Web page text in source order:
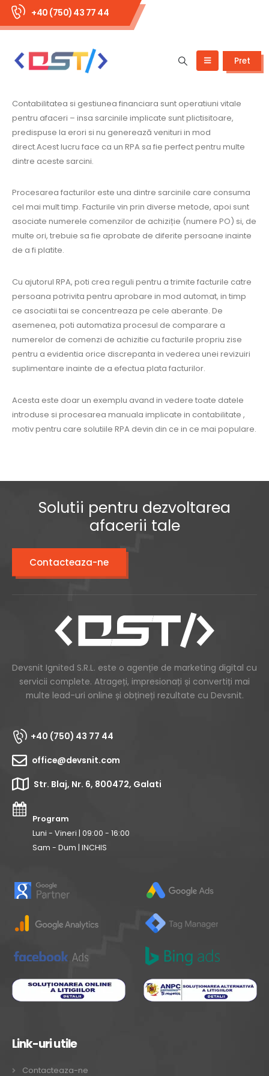
+40 (750) 43 77 44
Pret
Contabilitatea si gestiunea financiara sunt operatiuni vitale
pentru afaceri – insa sarcinile implicate sunt plictisitoare,
predispuse la erori si nu generează venituri in mod
direct.Acest lucru face ca un RPA sa fie perfect pentru multe
dintre aceste sarcini.
Procesarea facturilor este una dintre sarcinile care consuma
cel mai mult timp. Facturile vin prin diverse metode, apoi sunt
asociate numerele comenzilor de achiziție (numere PO) si, de
multe ori, trebuie sa fie aprobate de diferite persoane inainte
de a fi platite.
Cu ajutorul RPA, poti crea reguli pentru a trimite facturile catre
persoana potrivita pentru aprobare in mod automat, in timp
ce asociatii tai se concentreaza pe cele aberante. De
asemenea, poti automatiza procesul de comparare a
numerelor de comenzi de achizitie cu facturile propriu zise
pentru a evidentia orice discrepanta in vederea unei revizuiri
suplimentare inainte de a efectua plata facturilor.
Acesta este doar un exemplu avand in vedere toate datele
introduse si procesarea manuala implicate in contabilitate ,
motiv pentru care solutiile RPA devin din ce in ce mai populare.
Solutii pentru dezvoltarea
afacerii tale
Contacteaza-ne
Devsnit Ignited S.R.L. este o agenție de marketing digital cu
servicii complete. Atrageți, impresionați și convertiți mai
multe lead-uri online și obțineți rezultate cu Devsnit.
+40 (750) 43 77 44
office@devsnit.com
Str. Blaj, Nr. 6, 800472, Galati
Program
Luni - Vineri | 09:00 - 16:00
Sam - Dum | INCHIS
Link-uri utile
Contacteaza-ne